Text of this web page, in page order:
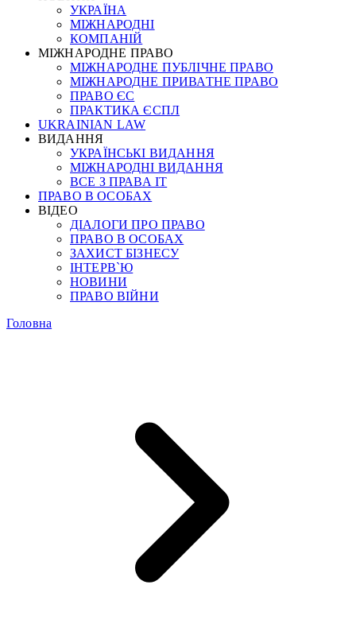
УКРАЇНА
МІЖНАРОДНІ
КОМПАНІЙ
МІЖНАРОДНЕ ПРАВО
МІЖНАРОДНЕ ПУБЛІЧНЕ ПРАВО
МІЖНАРОДНЕ ПРИВАТНЕ ПРАВО
ПРАВО ЄС
ПРАКТИКА ЄСПЛ
UKRAINIAN LAW
ВИДАННЯ
УКРАЇНСЬКІ ВИДАННЯ
МІЖНАРОДНІ ВИДАННЯ
ВСЕ З ПРАВА ІТ
ПРАВО В ОСОБАХ
ВІДЕО
ДІАЛОГИ ПРО ПРАВО
ПРАВО В ОСОБАХ
ЗАХИСТ БІЗНЕСУ
ІНТЕРВ`Ю
НОВИНИ
ПРАВО ВІЙНИ
Головна